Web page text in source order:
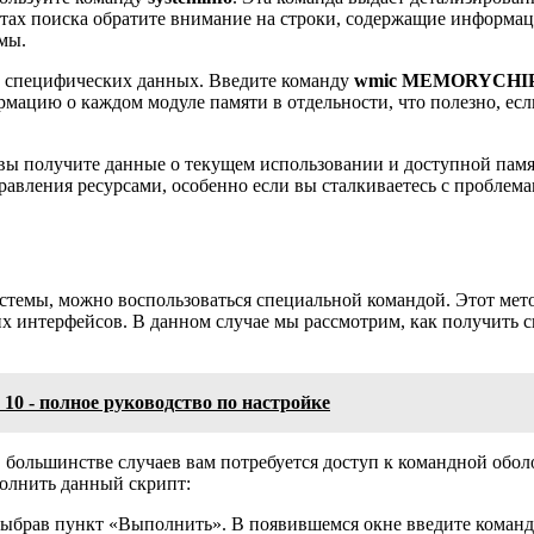
поиска обратите внимание на строки, содержащие
данных. Введите команду wmic
о каждом модуле памяти в отдельности, что полезно,
получите данные о текущем использовании и доступной
ресурсами, особенно если вы сталкиваетесь с
можно воспользоваться специальной командой. Этот
В данном случае мы рассмотрим, как получить
- полное руководство по настройке
случаев вам потребуется доступ к командной
данный скрипт:
пункт «Выполнить». В появившемся окне введите